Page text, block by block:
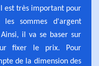
est très important pour
sommes d'argent
il va se baser sur
fixer le prix. Pour
de la dimension des